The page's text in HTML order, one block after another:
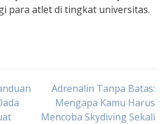
para atlet di tingkat universitas.
Adrenalin Tanpa Batas:
Mengapa Kamu Harus
Mencoba Skydiving Sekali